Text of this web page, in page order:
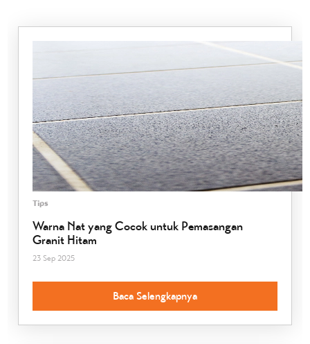
Tips
Warna Nat yang Cocok untuk Pemasangan
Granit Hitam
23 Sep 2025
Baca Selengkapnya